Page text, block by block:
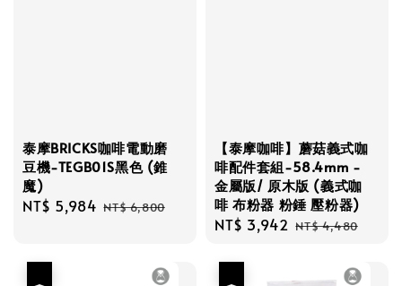
泰摩BRICKS咖啡電動磨
豆機-TEGB01S黑色 (錐
魔)
Sale
NT$ 5,984 Regular
NT$ 6,800
【泰摩咖啡】蘑菇義式咖
啡配件套組-58.4mm -
金屬版/ 原木版 (義式咖
啡 布粉器 粉錘 壓粉器)
Sale
NT$ 3,942 Regular
NT$ 4,480